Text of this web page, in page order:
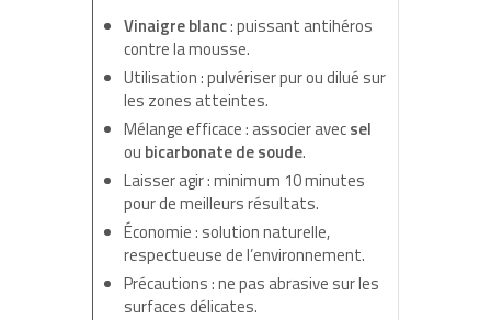
Vinaigre blanc: puissant antihéros
contre la mousse.
Utilisation : pulvériser pur ou dilué sur
les zones atteintes.
Mélange efficace : associer avecsel
ou bicarbonate de soude.
Laisser agir : minimum 10 minutes
pour de meilleurs résultats.
Économie : solution naturelle,
respectueuse de l’environnement.
Précautions : ne pas abrasive sur les
surfaces délicates.